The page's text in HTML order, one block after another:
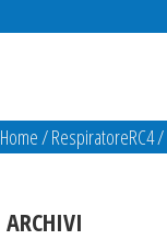
Home/RespiratoreRC4/
ARCHIVI